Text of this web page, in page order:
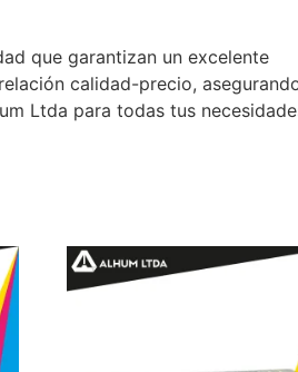
que garantizan un excelente
calidad-precio,
Ltda para todas tus